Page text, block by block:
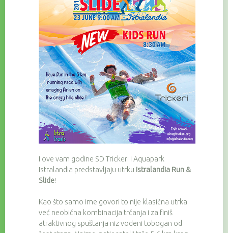
I ove vam godine SD Trickeri i Aquapark
Istralandia predstavljaju utrku Istralandia Run &
Slide!
Kao što samo ime govori to nije klasična utrka
već neobična kombinacija trčanja i za finiš
atraktivnog spuštanja niz vodeni tobogan od